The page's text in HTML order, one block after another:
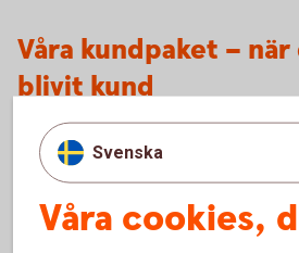
Våra kundpaket –
blivit kund
Svenska
Våra cookies,